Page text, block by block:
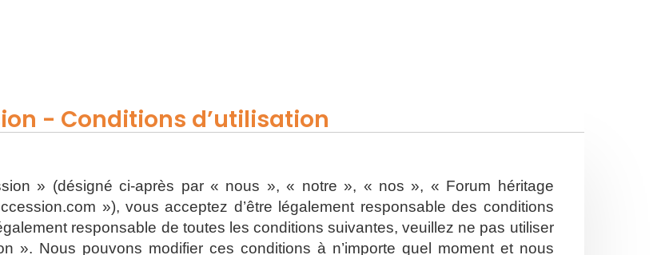
- Conditions d’utilisation
» (désigné ci-après par « nous », « notre », « nos », « Forum héritage
»), vous acceptez d’être légalement responsable des conditions
responsable de toutes les conditions suivantes, veuillez ne pas utiliser
». Nous pouvons modifier ces conditions à n’importe quel moment et nous